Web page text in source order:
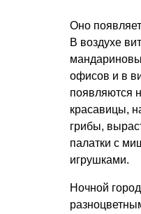
Оно
В воздухе
офисов и в
появляются
красавицы,
грибы,
палатки с
игрушками.
Ночной